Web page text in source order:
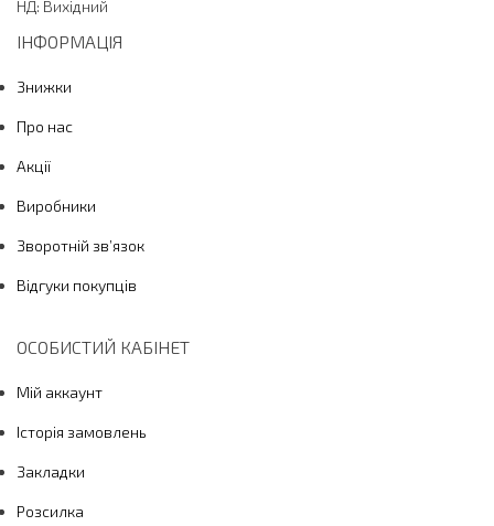
НД: Вихідний
ІНФОРМАЦІЯ
Знижки
Про нас
Акції
Виробники
Зворотній зв’язок
Відгуки покупців
ОСОБИСТИЙ КАБІНЕТ
Мій аккаунт
Історія замовлень
Закладки
Розсилка